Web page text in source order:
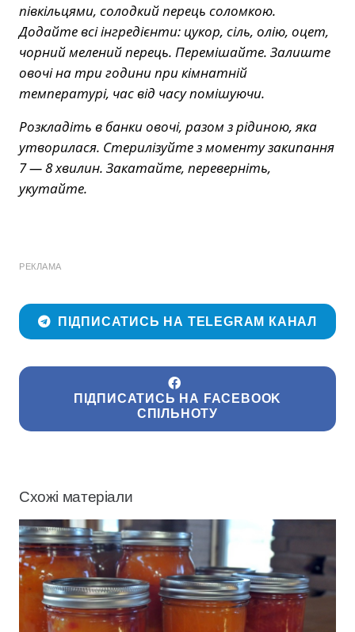
півкільцями, солодкий перець соломкою.
Додайте всі інгредієнти: цукор, сіль, олію, оцет,
чорний мелений перець. Перемішайте. Залиште
овочі на три години при кімнатній
температурі, час від часу помішуючи.
Розкладіть в банки овочі, разом з рідиною, яка
утворилася. Стерилізуйте з моменту закипання
7 — 8 хвилин. Закатайте, переверніть,
укутайте.
РЕКЛАМА
ПІДПИСАТИСЬ НА TELEGRAM КАНАЛ
ПІДПИСАТИСЬ НА FACEBOOK
СПІЛЬНОТУ
Схожі матеріали